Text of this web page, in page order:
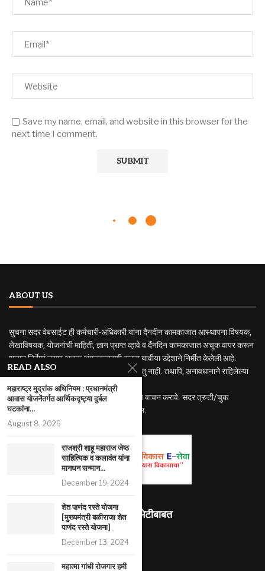
Save my name, email, and website in this browser for the
next time I comment.
ABOUT US
सुचना सदर वेबसाईट ही कर्मचारी-अधिकारी यांना दैनदीन कामकाजात आस्थापना विषयक,
लेखाविषयक, योजनांची माहिती, ज्ञान प्राप्त व्हावे व दैंनदिन कामकाजात अचूक वापर करून
शासन निर्देशां नुसार अचूक अंमलबजावणी करता यावीया उद्देशाने निर्मीत केलेली आहे.
सदर वेबसाईट निर्मीतीचा कोणताही व्यवसायिक हेतु नाही. तथापि, अनावधानाने राहिलेल्या
त्रुटी वा चुकीसाठी जबाबदार राहणार नाही.
अधिक अभ्यासासाठी मुळ नियम व शासन निर्णयाचे वाचन करावे. सदर त्रुटी/चुक
निदर्शनास आणुन दिल्यास सुधारणा करण्यात येईल.
माहितीस्थळ भेटीबाबत
RECENT ARTICLES
READ ALSO
महाराष्ट्र मुद्रांक अधिनियम : प्रधानमंत्री
आवास योजनेंतर्गत आर्थिकदृष्ट्या दुर्बल
घटकांना...
August 8, 2026
राजश्री शाहू महाराज जेष्ठ
साहित्यिक व कलावंत यांना
मानधन सन्मान...
December 19, 2024
शेत पाणंद रस्ते योजना
[मुख्यमंत्री बळीराजा शेत
पाणंद रस्ते योजना]
December 13, 2024
महात्मा गांधी रोजगार हमी